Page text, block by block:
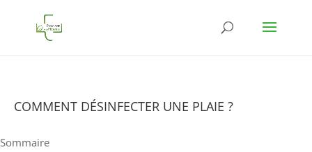
COMMENT DÉSINFECTER UNE PLAIE ?
Sommaire